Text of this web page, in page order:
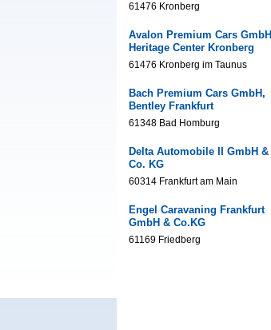
61476 Kronberg
Avalon Premium Cars GmbH
Heritage Center Kronberg
61476 Kronberg im Taunus
Bach Premium Cars GmbH,
Bentley Frankfurt
61348 Bad Homburg
Delta Automobile II GmbH &
Co. KG
60314 Frankfurt am Main
Engel Caravaning Frankfurt
GmbH & Co.KG
61169 Friedberg